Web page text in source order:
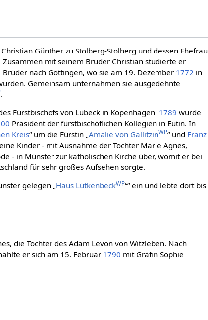
Günther zu Stolberg-Stolberg und dessen Ehefrau
mit seinem Bruder Christian studierte er
nach Göttingen, wo sie am 19. Dezember 1772 in
Gemeinsam unternahmen sie ausgedehnte
.
Fürstbischofs von Lübeck in Kopenhagen. 1789 wurde
Präsident der fürstbischöflichen Kollegien in Eutin. In
Kreis“ um die Fürstin „Amalie von GallitzinWP“ und Franz
Kinder - mit Ausnahme der Tochter Marie Agnes,
- in Münster zur katholischen Kirche über, womit er bei
für sehr großes Aufsehen sorgte.
gelegen „Haus LütkenbeckWP““ ein und lebte dort bis
die Tochter des Adam Levon von Witzleben. Nach
er sich am 15. Februar 1790 mit Gräfin Sophie